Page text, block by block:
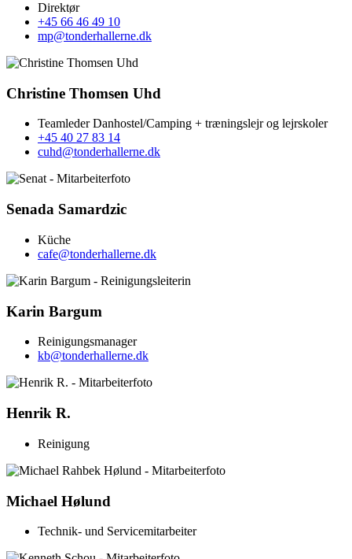
Direktør
+45 66 46 49 10
mp@tonderhallerne.dk
Christine Thomsen Uhd
Teamleder Danhostel/Camping + træningslejr og lejrskoler
+45 40 27 83 14
cuhd@tonderhallerne.dk
Senada Samardzic
Küche
cafe@tonderhallerne.dk
Karin Bargum
Reinigungsmanager
kb@tonderhallerne.dk
Henrik R.
Reinigung
Michael Hølund
Technik- und Servicemitarbeiter